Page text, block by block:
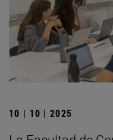
10 | 10 | 2025